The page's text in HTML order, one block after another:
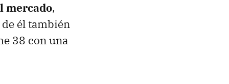
mercado,
él también
38 con una